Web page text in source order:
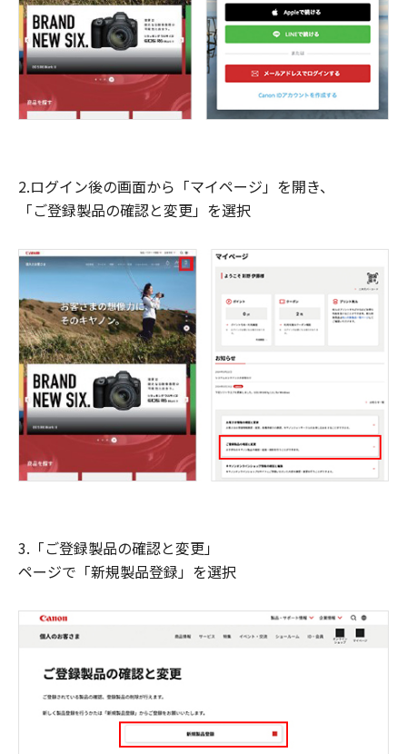
2.ログイン後の画面から「マイページ」を開き、
「ご登録製品の確認と変更」を選択
3.「ご登録製品の確認と変更」
ページで「新規製品登録」を選択